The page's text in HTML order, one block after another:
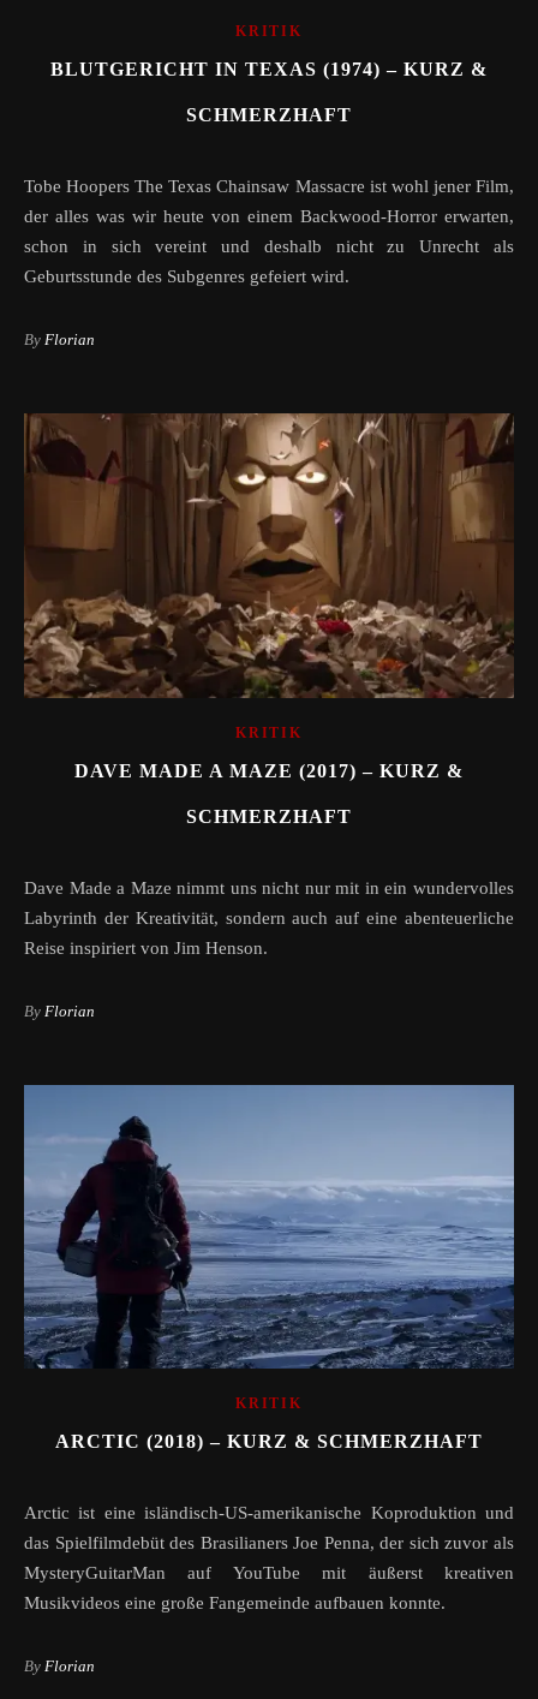
KRITIK
BLUTGERICHT IN TEXAS (1974) – KURZ &
SCHMERZHAFT
Tobe Hoopers The Texas Chainsaw Massacre ist wohl jener Film,
der alles was wir heute von einem Backwood-Horror erwarten,
schon in sich vereint und deshalb nicht zu Unrecht als
Geburtsstunde des Subgenres gefeiert wird.
By Florian
KRITIK
DAVE MADE A MAZE (2017) – KURZ &
SCHMERZHAFT
Dave Made a Maze nimmt uns nicht nur mit in ein wundervolles
Labyrinth der Kreativität, sondern auch auf eine abenteuerliche
Reise inspiriert von Jim Henson.
By Florian
KRITIK
ARCTIC (2018) – KURZ & SCHMERZHAFT
Arctic ist eine isländisch-US-amerikanische Koproduktion und
das Spielfilmdebüt des Brasilianers Joe Penna, der sich zuvor als
MysteryGuitarMan auf YouTube mit äußerst kreativen
Musikvideos eine große Fangemeinde aufbauen konnte.
By Florian